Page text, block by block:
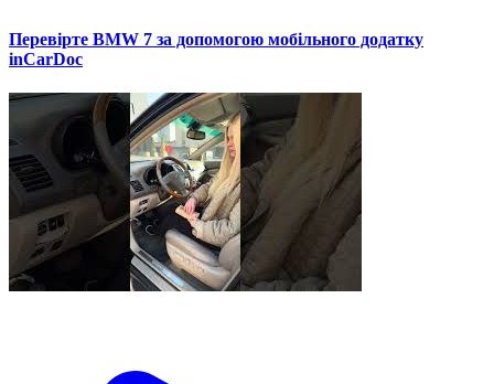
Перевірте BMW 7 за допомогою мобільного додатку
inCarDoc